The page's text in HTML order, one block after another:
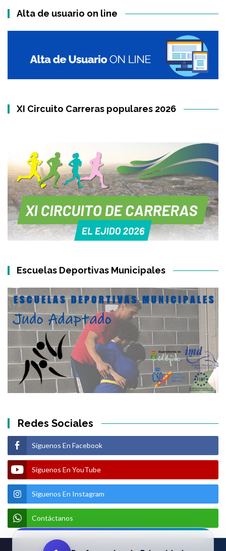
Alta de usuario on line
XI Circuito Carreras populares 2026
Escuelas Deportivas Municipales
Redes Sociales
Síguenos En Facebook
Síguenos En YouTube
Síguenos En Instagram
Contáctanos